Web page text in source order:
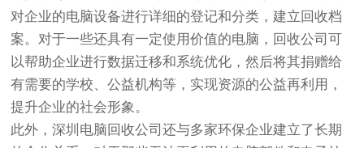
对企业的电脑设备进行详细的登记和分类，建立回收档
案。对于一些还具有一定使用价值的电脑，回收公司可
以帮助企业进行数据迁移和系统优化，然后将其捐赠给
有需要的学校、公益机构等，实现资源的公益再利用，
提升企业的社会形象。
此外，深圳电脑回收公司还与多家环保企业建立了长期